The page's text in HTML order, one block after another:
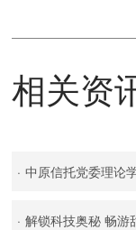
相关资
· 中原信托党委理论学
· 解锁科技奥秘 畅游